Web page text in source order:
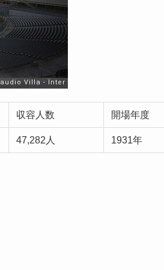
収容人数 開場年度
47,282人 1931年